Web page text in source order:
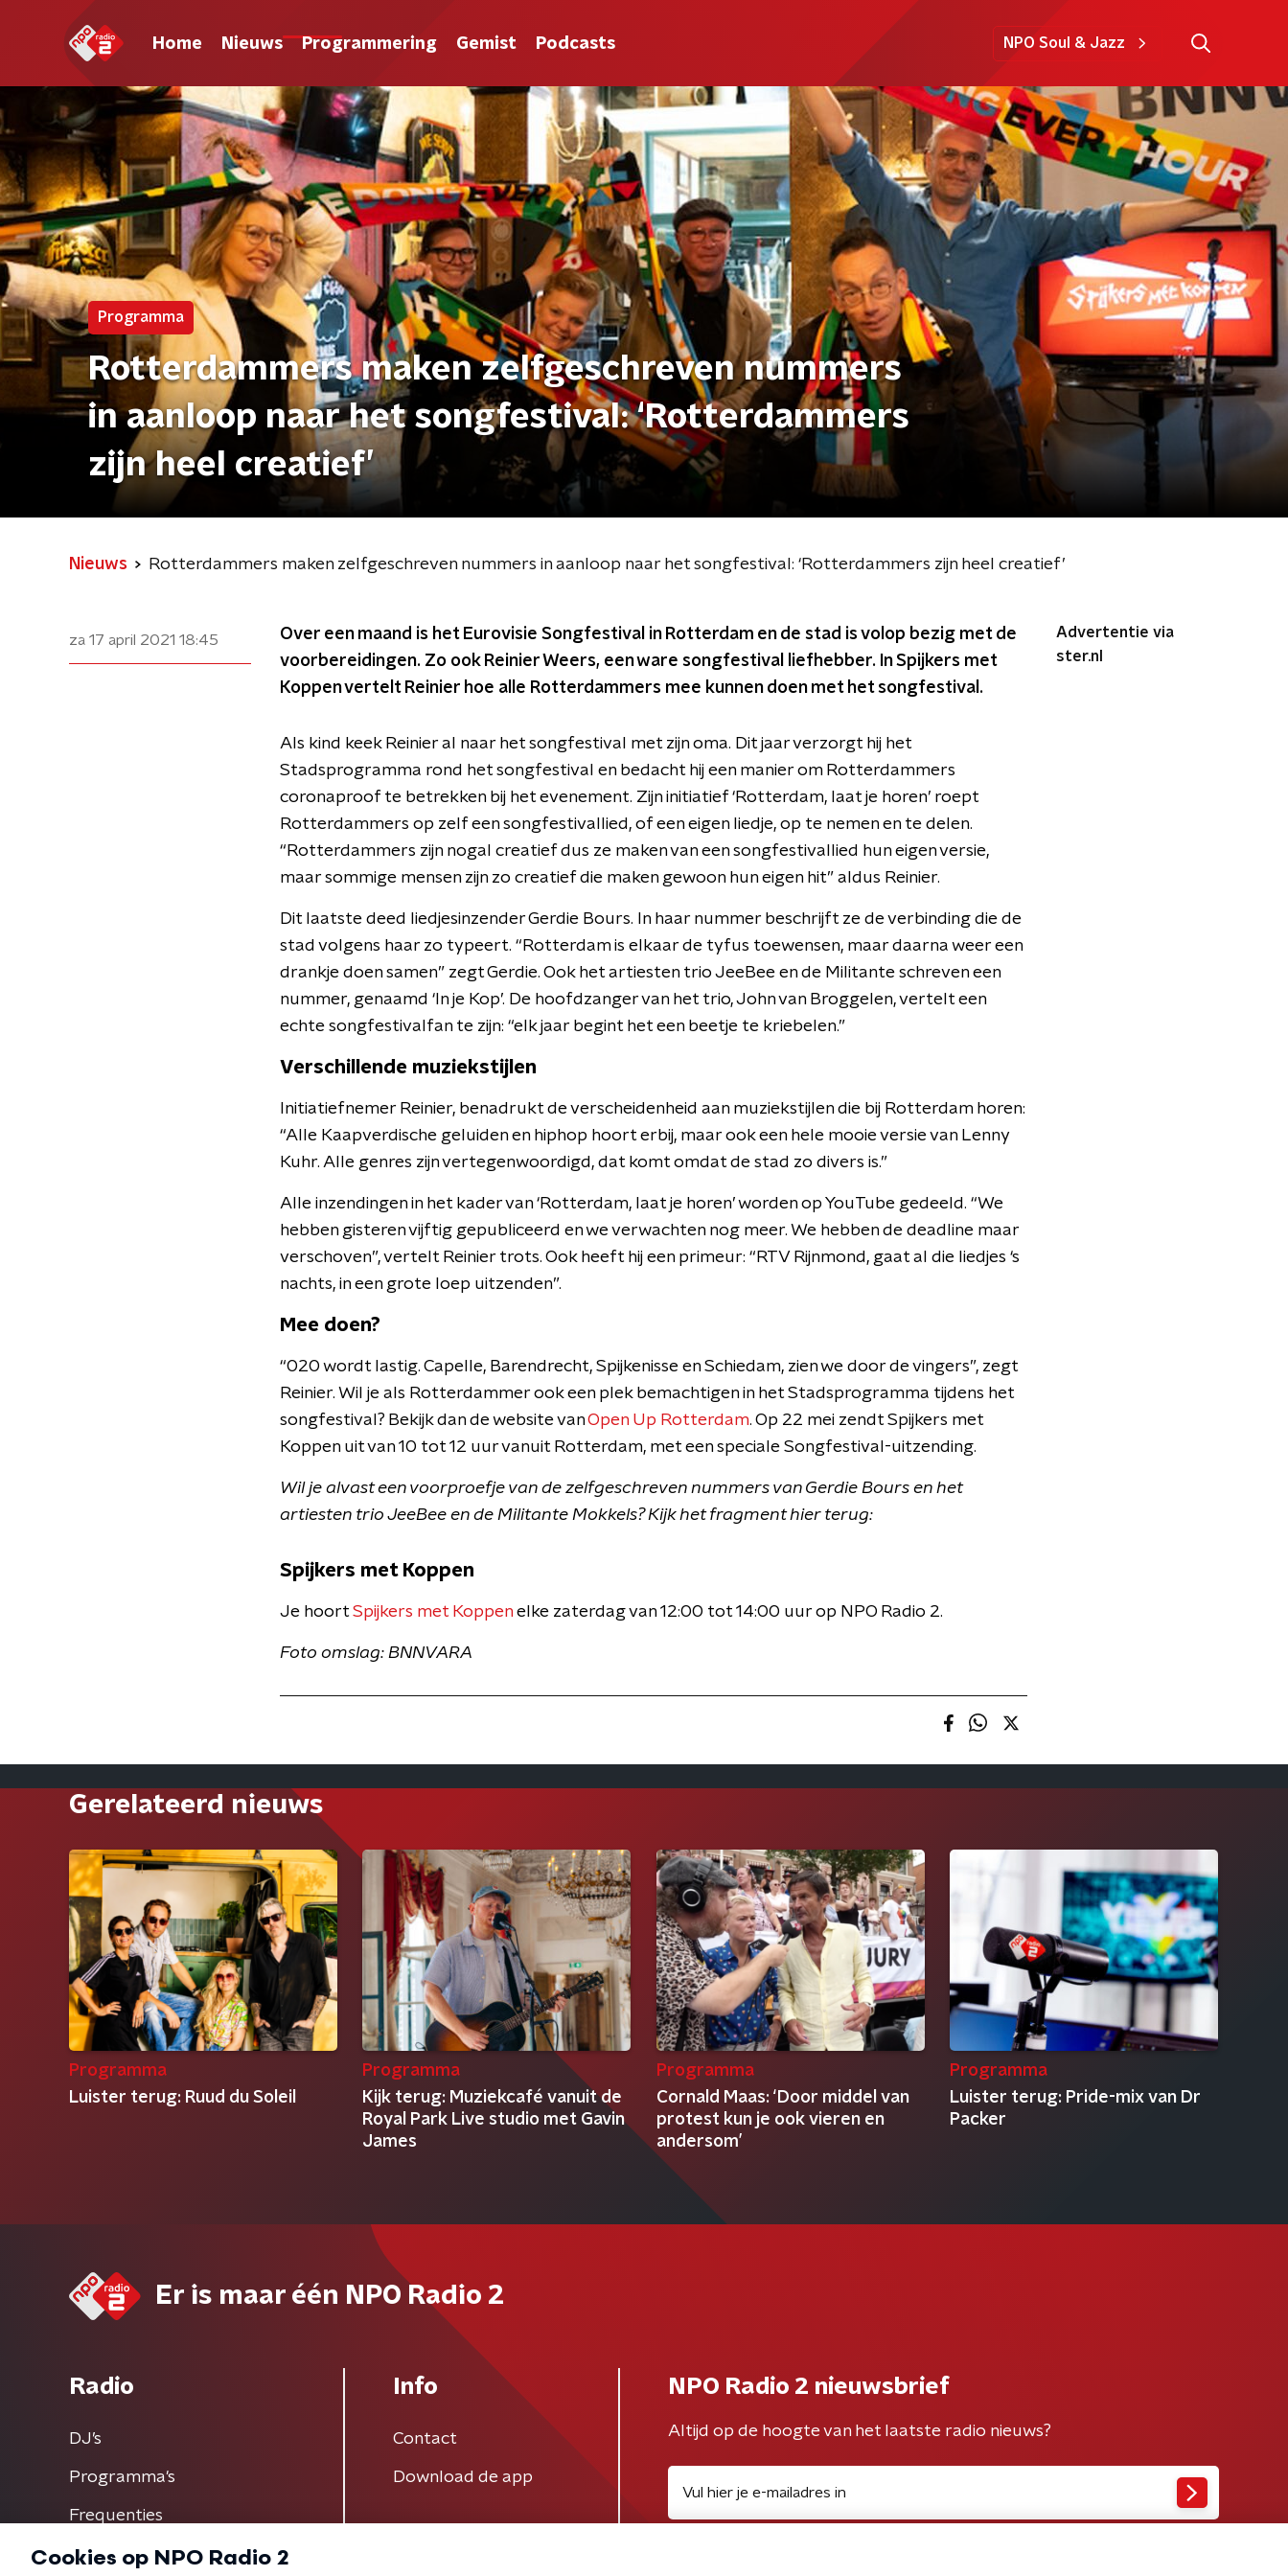
Home Nieuws Programmering Gemist Podcasts NPO Soul & Jazz
Programma
Rotterdammers maken zelfgeschreven nummers
in aanloop naar het songfestival: ‘Rotterdammers
zijn heel creatief’
Nieuws Rotterdammers maken zelfgeschreven nummers in aanloop naar het songfestival: ‘Rotterdammers zijn heel creatief’
za 17 april 2021 18:45
Over een maand is het Eurovisie Songfestival in Rotterdam en de stad is volop bezig met de
voorbereidingen. Zo ook Reinier Weers, een ware songfestival liefhebber. In Spijkers met
Koppen vertelt Reinier hoe alle Rotterdammers mee kunnen doen met het songfestival.
Als kind keek Reinier al naar het songfestival met zijn oma. Dit jaar verzorgt hij het
Stadsprogramma rond het songfestival en bedacht hij een manier om Rotterdammers
coronaproof te betrekken bij het evenement. Zijn initiatief ‘Rotterdam, laat je horen’ roept
Rotterdammers op zelf een songfestivallied, of een eigen liedje, op te nemen en te delen.
“Rotterdammers zijn nogal creatief dus ze maken van een songfestivallied hun eigen versie,
maar sommige mensen zijn zo creatief die maken gewoon hun eigen hit” aldus Reinier.
Dit laatste deed liedjesinzender Gerdie Bours. In haar nummer beschrijft ze de verbinding die de
stad volgens haar zo typeert. “Rotterdam is elkaar de tyfus toewensen, maar daarna weer een
drankje doen samen” zegt Gerdie. Ook het artiesten trio JeeBee en de Militante schreven een
nummer, genaamd ‘In je Kop’. De hoofdzanger van het trio, John van Broggelen, vertelt een
echte songfestivalfan te zijn: “elk jaar begint het een beetje te kriebelen.”
Verschillende muziekstijlen
Initiatiefnemer Reinier, benadrukt de verscheidenheid aan muziekstijlen die bij Rotterdam horen:
“Alle Kaapverdische geluiden en hiphop hoort erbij, maar ook een hele mooie versie van Lenny
Kuhr. Alle genres zijn vertegenwoordigd, dat komt omdat de stad zo divers is.”
Alle inzendingen in het kader van ‘Rotterdam, laat je horen’ worden op YouTube gedeeld. “We
hebben gisteren vijftig gepubliceerd en we verwachten nog meer. We hebben de deadline maar
verschoven”, vertelt Reinier trots. Ook heeft hij een primeur: “RTV Rijnmond, gaat al die liedjes ‘s
nachts, in een grote loep uitzenden”.
Mee doen?
“020 wordt lastig. Capelle, Barendrecht, Spijkenisse en Schiedam, zien we door de vingers”, zegt
Reinier. Wil je als Rotterdammer ook een plek bemachtigen in het Stadsprogramma tijdens het
songfestival? Bekijk dan de website vanOpen Up Rotterdam. Op 22 mei zendt Spijkers met
Koppen uit van 10 tot 12 uur vanuit Rotterdam, met een speciale Songfestival-uitzending.
Wil je alvast een voorproefje van de zelfgeschreven nummers van Gerdie Bours en het
artiesten trio JeeBee en de Militante Mokkels? Kijk het fragment hier terug:
Spijkers met Koppen
Je hoort Spijkers met Koppen elke zaterdag van 12:00 tot 14:00 uur op NPO Radio 2.
Foto omslag: BNNVARA
Advertentie via
ster.nl
Gerelateerd nieuws
Programma
Luister terug: Ruud du Soleil
Programma
Kijk terug: Muziekcafé vanuit de
Royal Park Live studio met Gavin
James
Programma
Cornald Maas: ‘Door middel van
protest kun je ook vieren en
andersom’
Programma
Luister terug: Pride-mix van Dr
Packer
Er is maar één NPO Radio 2
Radio
DJ’s
Programma's
Frequenties
Info
Contact
Download de app
NPO Radio 2 nieuwsbrief
Altijd op de hoogte van het laatste radio nieuws?